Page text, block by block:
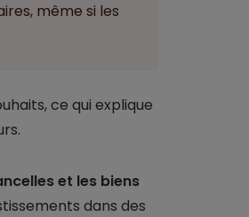
même si les
ce qui explique
et les biens
dans des